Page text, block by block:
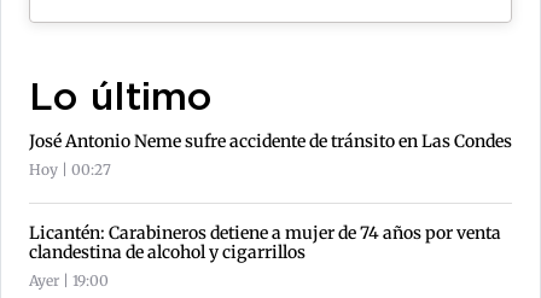
Lo último
José Antonio Neme sufre accidente de tránsito en Las Condes
Hoy | 00:27
Licantén: Carabineros detiene a mujer de 74 años por venta
clandestina de alcohol y cigarrillos
Ayer | 19:00